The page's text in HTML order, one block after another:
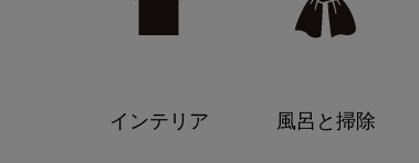
インテリア 風呂と掃除